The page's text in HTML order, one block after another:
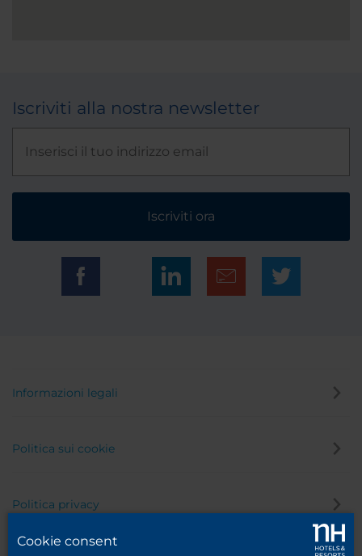
Iscriviti alla nostra newsletter
Iscriviti ora
Informazioni legali
Politica sui cookie
Politica privacy
Cookie consent